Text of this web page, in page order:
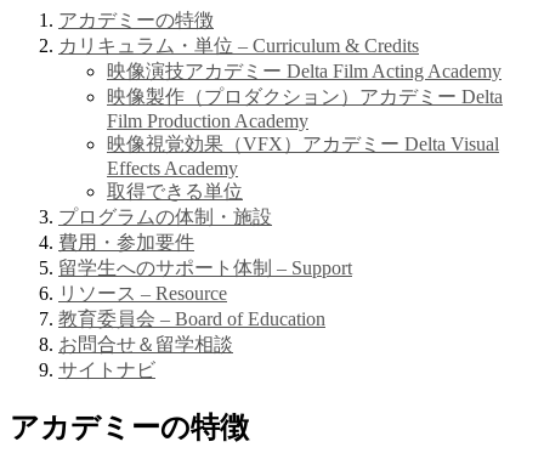
アカデミーの特徴
カリキュラム・単位 – Curriculum & Credits
映像演技アカデミー Delta Film Acting Academy
映像製作（プロダクション）アカデミー Delta
Film Production Academy
映像視覚効果（VFX）アカデミー Delta Visual
Effects Academy
取得できる単位
プログラムの体制・施設
費用・参加要件
留学生へのサポート体制 – Support
リソース – Resource
教育委員会 – Board of Education
お問合せ＆留学相談
サイトナビ
アカデミーの特徴